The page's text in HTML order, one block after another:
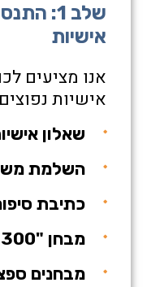
שלב 1:
אישיות
אנו מציעים
אישיות
שאלון
השלמת
כתיבת
מבחן "300"
מבחנים